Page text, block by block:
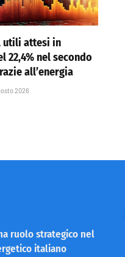
utili attesi in
22,4% nel secondo
all’energia
2026
ruolo strategico nel
italiano